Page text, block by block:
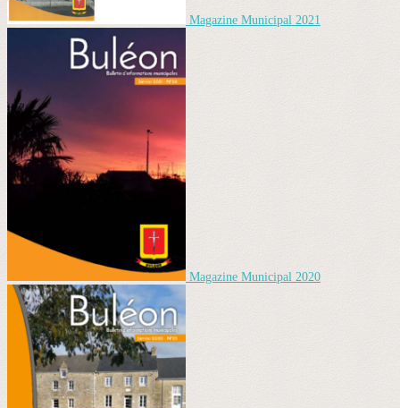
Magazine Municipal 2021
Magazine Municipal 2020